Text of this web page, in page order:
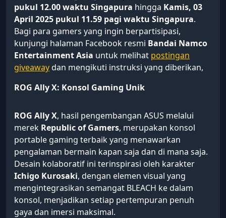
pukul 12.00 waktu Singapura hingga Kamis, 03
April 2025 pukul 11.59 pagi waktu Singapura.
Bagi para gamers yang ingin berpartisipasi,
kunjungi halaman Facebook resmi Bandai Namco
Entertainment Asia untuk melihat postingan
giveawaydan mengikuti instruksi yang diberikan,
ROG Ally X: Konsol Gaming Unik
ROG Ally X, hasil pengembangan ASUS melalui
merek Republic of Gamers, merupakan konsol
portable gaming terbaik yang menawarkan
pengalaman bermain kapan saja dan di mana saja.
Desain kolaboratif ini terinspirasi oleh karakter
Ichigo Kurosaki, dengan elemen visual yang
mengintegrasikan semangat BLEACH ke dalam
konsol, menjadikan setiap pertempuran penuh
gaya dan imersi maksimal.